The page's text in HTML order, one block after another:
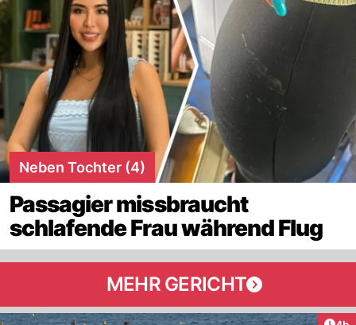
Neben Tochter (4)
Passagier missbraucht
schlafende Frau während Flug
MEHR GERICHT